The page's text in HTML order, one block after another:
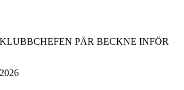
PÄR BECKNE INFÖR